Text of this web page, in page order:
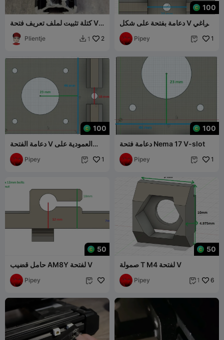
كتلة تثبيت لملف تعريف فتحة V
Plientje  1 2
100
دعامة بفتحة على شكل V لبراغي
Pipey  1
100
دعامة الفتحة V العمودية على
Pipey  1
100
دعامة فتحة Nema 17 V-slot
Pipey  1
50
حامل قضيب AM8Y لفتحة V
Pipey 
50
صمولة T M4 لفتحة V
Pipey  1 6